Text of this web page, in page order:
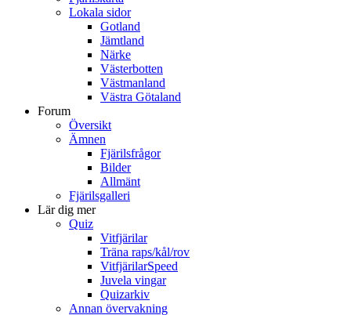
Lokala sidor
Gotland
Jämtland
Närke
Västerbotten
Västmanland
Västra Götaland
Forum
Översikt
Ämnen
Fjärilsfrågor
Bilder
Allmänt
Fjärilsgalleri
Lär dig mer
Quiz
Vitfjärilar
Träna raps/kål/rov
VitfjärilarSpeed
Juvela vingar
Quizarkiv
Annan övervakning